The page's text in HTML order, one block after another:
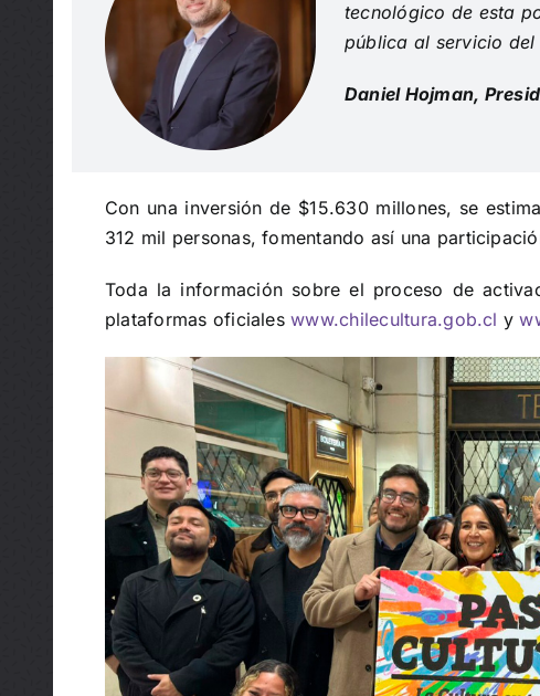
tecnológico de esta
pública al servicio del
Daniel Hojman,
Con una inversión de $15.630 millones, se
312 mil personas, fomentando así una
Toda la información sobre el proceso de
plataformas oficialeswww.chilecultura.gob.cl y